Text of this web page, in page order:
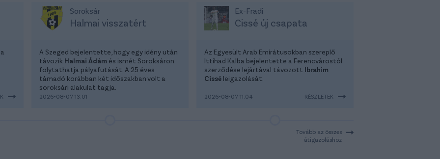
Soroksár
Halmai visszatért
A Szeged bejelentette, hogy egy idény után
távozik Halmai Ádám és ismét Soroksáron
folytathatja pályafutását. A 25 éves
támadó korábban két időszakban volt a
soroksári alakulat tagja.
2026-08-07 13:01
Ex-Fradi
Cissé új csapata
Az Egyesült Arab Emirátusokban szereplő
Ittihad Kalba bejelentette a Ferencvárostól
szerződése lejártával távozott Ibrahim
Cissé leigazolását.
2026-08-07 11:04 RÉSZLETEK
Tovább az összes
átigazoláshoz